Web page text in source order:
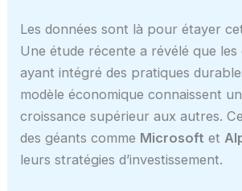
Les données sont là pour étayer
Une étude récente a révélé que les
ayant intégré des pratiques
modèle économique connaissent
croissance supérieur aux autres.
des géants comme Microsoft et
leurs stratégies d’investissement.